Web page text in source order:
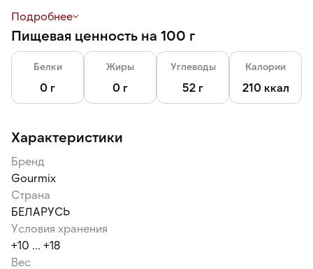
В прочной пластиковой бутылке, удобной в использовании и
хранении.
Подробнее
Пищевая ценность на 100 г
Белки
0 г
Жиры
0 г
Углеводы
52 г
Калории
210 ккал
Характеристики
Бренд
Gourmix
Страна
БЕЛАРУСЬ
Условия хранения
+10 ... +18
Вес